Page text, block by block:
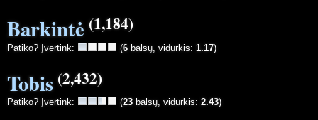
Barkintė (1,184)
Patiko? Įvertink: (6 balsų, vidurkis: 1.17)
Tobis (2,432)
Patiko? Įvertink: (23 balsų, vidurkis: 2.43)